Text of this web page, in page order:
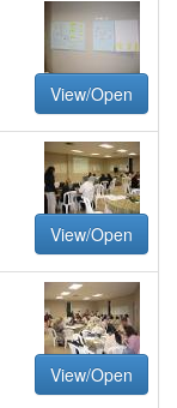
View/Open
View/Open
View/Open